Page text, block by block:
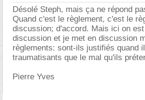
Désolé Steph, mais ça ne répond
Quand c'est le règlement, c'est le
discussion; d'accord. Mais ici on
discussion et je met en discussion
règlements: sont-ils justifiés quand
traumatisants que le mal qu'ils
Pierre Yves